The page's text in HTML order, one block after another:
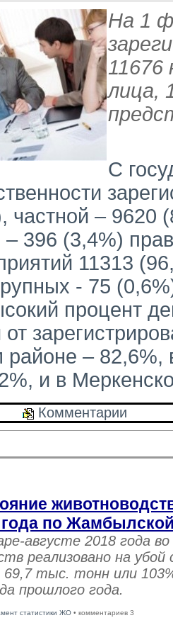
На 1
11676
лица,
С
частной – 9620
– 396 (3,4%)
11313
- 75
процент
– 82,6%,
и в
Комментарии
года по
августе 2018 года
реализовано на
69,7 тыс. тонн или
прошлого года.
статистики ЖО • комментариев 3